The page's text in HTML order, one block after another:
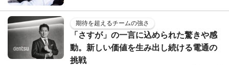
期待を超えるチームの強さ
「さすが」の一言に込められた驚きや感
動。新しい価値を生み出し続ける電通の
挑戦